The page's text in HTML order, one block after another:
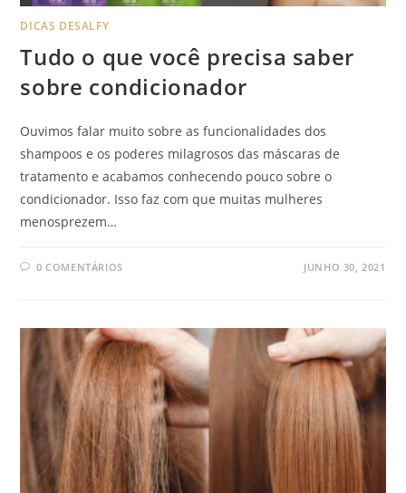
DICAS DESALFY
Tudo o que você precisa saber
sobre condicionador
Ouvimos falar muito sobre as funcionalidades dos
shampoos e os poderes milagrosos das máscaras de
tratamento e acabamos conhecendo pouco sobre o
condicionador. Isso faz com que muitas mulheres
menosprezem…
0 COMENTÁRIOS JUNHO 30, 2021